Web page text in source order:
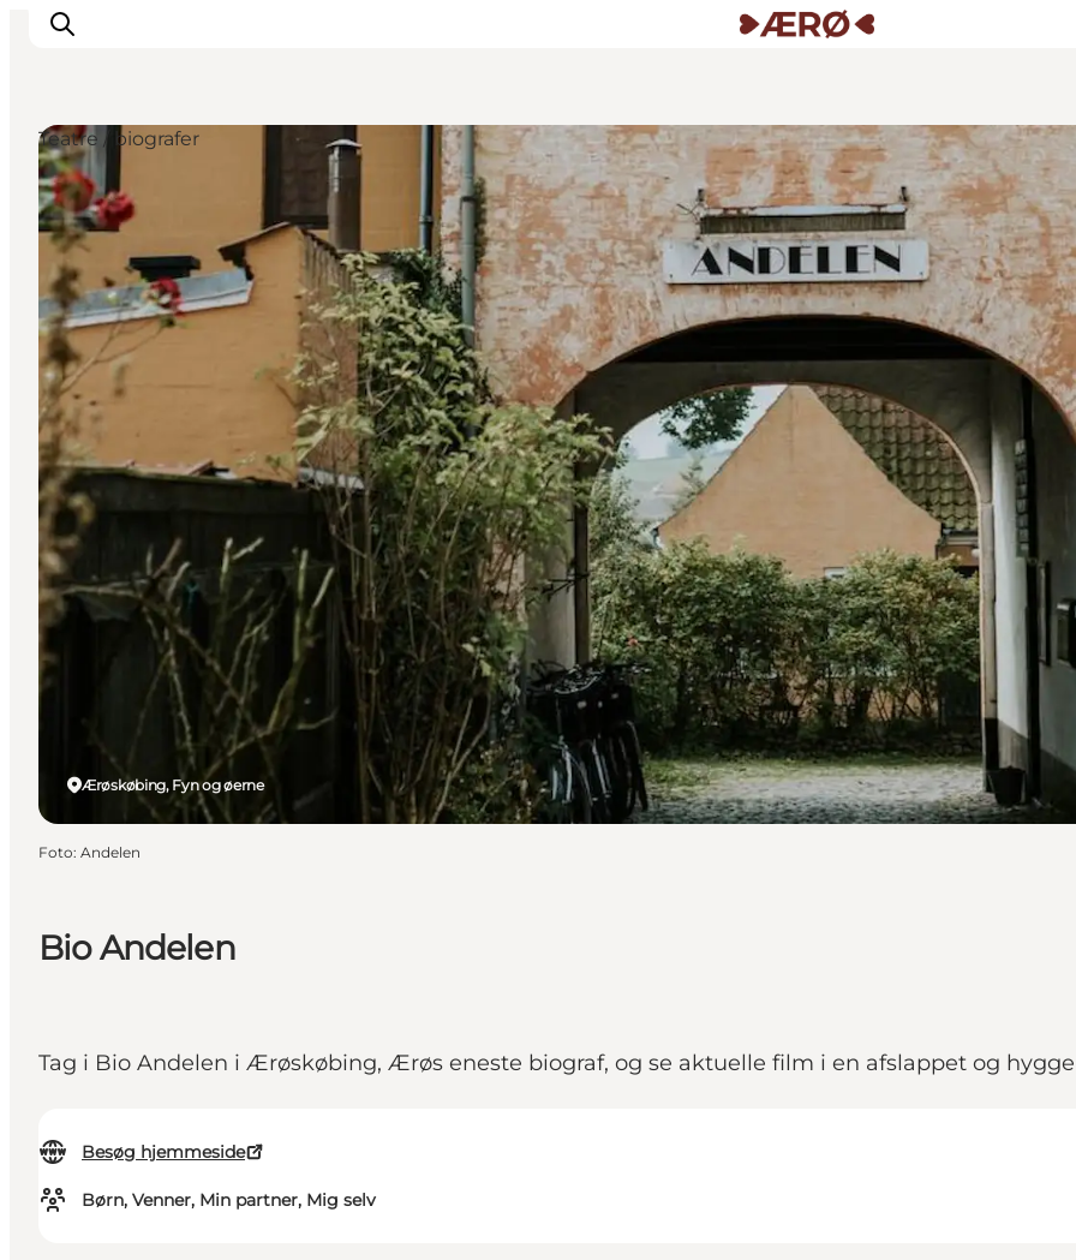
Overnatning
Spisesteder
Oplevelser
Events
Planlæg ferien
Bio Andelen
Tag i Bio Andelen i Ærøskøbing, Ærøs eneste biograf, og se aktuelle film i en afslappet og
Besøg hjemmeside
Børn, Venner, Min partner, Mig selv
Ærøskøbing, Fyn og øerne
Teatre / biografer
Foto: Andelen